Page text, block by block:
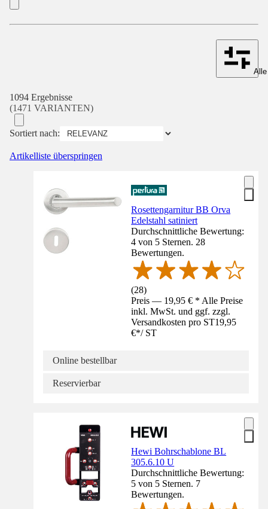
1094 Ergebnisse
(1471 VARIANTEN)
Sortiert nach:
Artikelliste überspringen
Rosettengarnitur BB Orva
Edelstahl satiniert
Durchschnittliche Bewertung:
4 von 5 Sternen. 28
Bewertungen.
(28)
Preis — 19,95 € * Alle Preise
inkl. MwSt. und ggf. zzgl.
Versandkosten pro ST19,95
€*/ ST
Online bestellbar
Reservierbar
Hewi Bohrschablone BL
305.6.10 U
Durchschnittliche Bewertung:
5 von 5 Sternen. 7
Bewertungen.